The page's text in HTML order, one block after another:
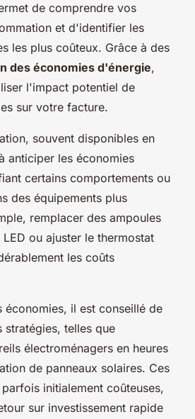
de comprendre vos
et d'identifier les
les plus coûteux. Grâce à des
des économies d'énergie,
l'impact potentiel de
sur votre facture.
souvent disponibles en
anticiper les économies
certains comportements ou
des équipements plus
remplacer des ampoules
ou ajuster le thermostat
les coûts
économies, il est conseillé de
stratégies, telles que
électroménagers en heures
de panneaux solaires. Ces
initialement coûteuses,
sur investissement rapide